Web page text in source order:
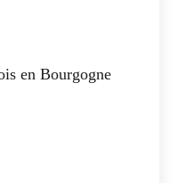
en Bourgogne